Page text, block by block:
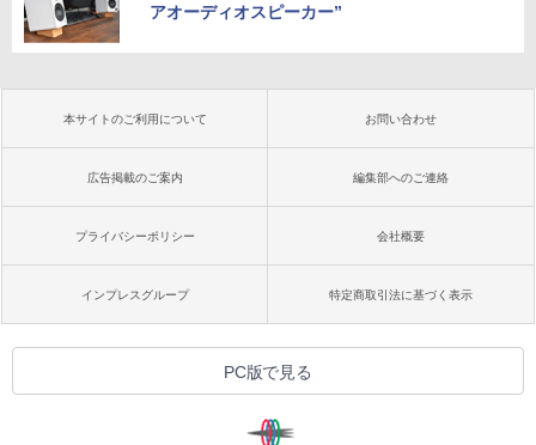
アオーディオスピーカー”
本サイトのご利用について お問い合わせ
広告掲載のご案内 編集部へのご連絡
プライバシーポリシー 会社概要
インプレスグループ 特定商取引法に基づく表示
PC版で見る